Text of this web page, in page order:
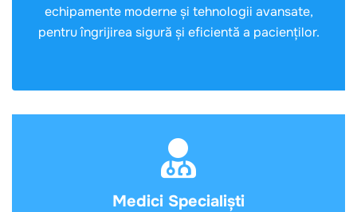
echipamente moderne și tehnologii avansate,
pentru îngrijirea sigură și eficientă a pacienților.
Medici Specialiști